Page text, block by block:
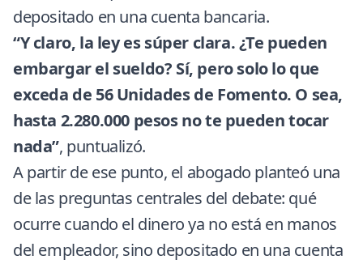
depositado en una cuenta bancaria.
“Y claro, la ley es súper clara. ¿Te pueden
embargar el sueldo? Sí, pero solo lo que
exceda de 56 Unidades de Fomento. O sea,
hasta 2.280.000 pesos no te pueden tocar
nada”, puntualizó.
A partir de ese punto, el abogado planteó una
de las preguntas centrales del debate: qué
ocurre cuando el dinero ya no está en manos
del empleador, sino depositado en una cuenta